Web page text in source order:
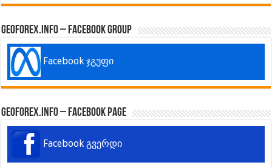
GeoForex.info – Facebook Group
Facebook ჯგუფი
GeoForex.info – Facebook Page
Facebook გვერდი